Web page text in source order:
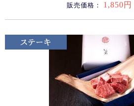
販売価格： 1,850円